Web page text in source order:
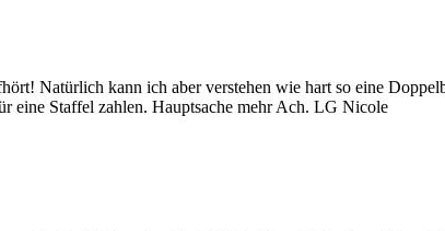
Natürlich kann ich aber verstehen wie hart so eine
eine Staffel zahlen. Hauptsache mehr Ach. LG Nicole